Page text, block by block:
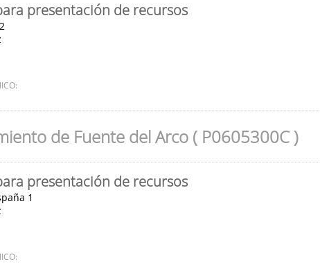
presentación de recursos
de Fuente del Arco ( P0605300C )
presentación de recursos
1